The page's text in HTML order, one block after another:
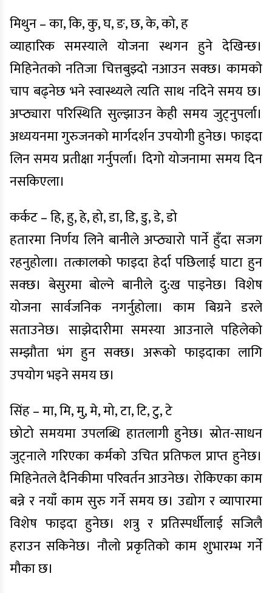
मिथुन – का, कि, कु, घ, ङ, छ, के, को, ह
व्याहारिक समस्याले याेजना स्थगन हुने देखिन्छ।
मिहिनेतकाे नतिजा चित्तबुझ्दाे नआउन सक्छ। कामकाे
चाप बढ्नेछ भने स्वास्थ्यले त्यति साथ नदिने समय छ।
अप्ठ्यारा परिस्थिति सुल्झाउन केही समय जुट्नुपर्ला।
अध्ययनमा गुरुजनको मार्गदर्शन उपयोगी हुनेछ। फाइदा
लिन समय प्रतीक्षा गर्नुपर्ला। दिगो योजनामा समय दिन
नसकिएला।
कर्कट – हि, हु, हे, हो, डा, डि, डु, डे, डो
हतारमा निर्णय लिने बानीले अप्ठ्यारो पार्ने हुँदा सजग
रहनुहोला। तत्कालको फाइदा हेर्दा पछिलाई घाटा हुन
सक्छ। बेसुरमा बोल्ने बानीले दु:ख पाइनेछ। विशेष
योजना सार्वजनिक नगर्नुहोला। काम बिग्रने डरले
सताउनेछ। साझेदारीमा समस्या आउनाले पहिलेको
सम्झौता भंग हुन सक्छ। अरूको फाइदाका लागि
उपयोग भइने समय छ।
सिंह – मा, मि, मु, मे, मो, टा, टि, टु, टे
छोटो समयमा उपलब्धि हातलागी हुनेछ। स्रोत-साधन
जुट्नाले गरिएका कर्मको उचित प्रतिफल प्राप्त हुनेछ।
मिहिनेतले दैनिकीमा परिवर्तन आउनेछ। रोकिएका काम
बन्ने र नयाँ काम सुरु गर्ने समय छ। उद्योग र व्यापारमा
विशेष फाइदा हुनेछ। शत्रु र प्रतिस्पर्धीलाई सजिलै
हराउन सकिनेछ। नौलो प्रकृतिको काम शुभारम्भ गर्ने
मौका छ।